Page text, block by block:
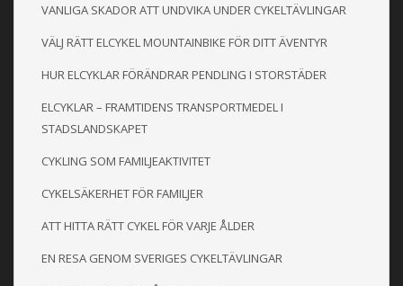
VANLIGA SKADOR ATT UNDVIKA UNDER CYKELTÄVLINGAR
VÄLJ RÄTT ELCYKEL MOUNTAINBIKE FÖR DITT ÄVENTYR
HUR ELCYKLAR FÖRÄNDRAR PENDLING I STORSTÄDER
ELCYKLAR – FRAMTIDENS TRANSPORTMEDEL I
STADSLANDSKAPET
CYKLING SOM FAMILJEAKTIVITET
CYKELSÄKERHET FÖR FAMILJER
ATT HITTA RÄTT CYKEL FÖR VARJE ÅLDER
EN RESA GENOM SVERIGES CYKELTÄVLINGAR